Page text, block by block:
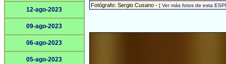
12-ago-2023
09-ago-2023
06-ago-2023
05-ago-2023
Fotógrafo: Sergio Cusano - [ Ver más fotos de esta